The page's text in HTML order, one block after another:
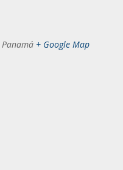
Panamá + Google Map